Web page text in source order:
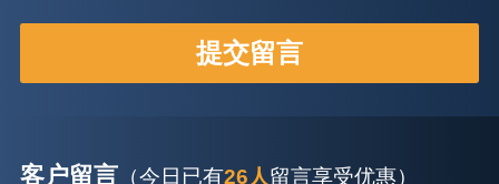
客户留言 （今日已有26人留言享受优惠）